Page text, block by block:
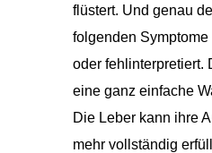
flüstert. Und genau
folgenden
oder fehlinterpretiert.
eine ganz einfache
Die Leber kann ihre
mehr vollständig